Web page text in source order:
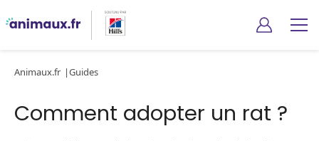
Animaux.fr Guides
Comment adopter un rat ?